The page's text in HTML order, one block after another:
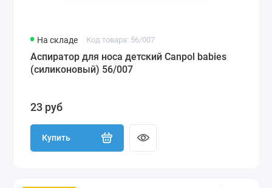
На складе Код товара: 56/007
Аспиратор для носа детский Canpol babies
(силиконовый) 56/007
23 руб
Купить